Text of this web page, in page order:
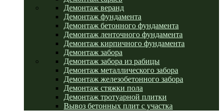
Демонтаж веранд
Демонтаж фундамента
Демонтаж бетонного фундамента
Демонтаж ленточного фундамента
Демонтаж кирпичного фундамента
Демонтаж забора
Демонтаж забора из рабицы
Демонтаж металлического забора
Демонтаж железобетонного забора
Демонтаж стяжки пола
Демонтаж тротуарной плитки
Вывоз бетонных плит с участка